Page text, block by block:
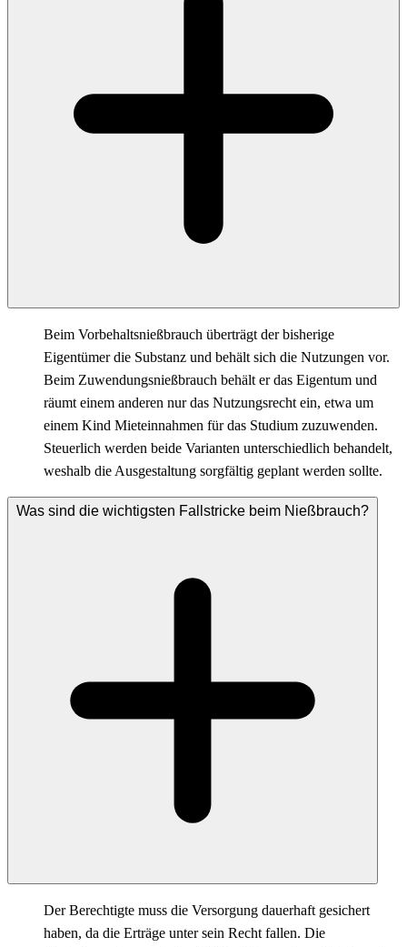
Beim Vorbehaltsnießbrauch überträgt der bisherige
Eigentümer die Substanz und behält sich die Nutzungen vor.
Beim Zuwendungsnießbrauch behält er das Eigentum und
räumt einem anderen nur das Nutzungsrecht ein, etwa um
einem Kind Mieteinnahmen für das Studium zuzuwenden.
Steuerlich werden beide Varianten unterschiedlich behandelt,
weshalb die Ausgestaltung sorgfältig geplant werden sollte.
Was sind die wichtigsten Fallstricke beim Nießbrauch?
Der Berechtigte muss die Versorgung dauerhaft gesichert
haben, da die Erträge unter sein Recht fallen. Die